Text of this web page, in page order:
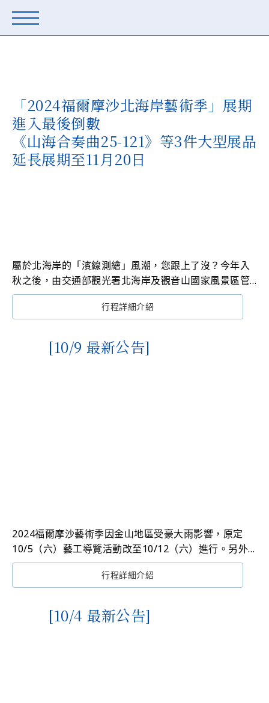
新北藝箱
「2024福爾摩沙北海岸藝術季」展期
進入最後倒數
《山海合奏曲25-121》等3件大型展品
延長展期至11月20日
屬於北海岸的「濱線測繪」風潮，您跟上了沒？今年入
秋之後，由交通部觀光署北海岸及觀音山國家風景區管
理處（下稱北觀處）舉辦的「2024福爾摩沙北海岸藝術
季」，自5月起即開始的前導活動及藝術工作坊成果，在
幕後，所有藝術展品都於北海岸地區共計21個展覽場域
精彩呈現，展期即將進入最後倒數，歡迎民眾把握參與
行程詳細介紹
[10/9 最新公告]
2024福爾摩沙藝術季因金山地區受豪大雨影響，原定
10/5（六）藝工導覽活動改至10/12（六）進行。另外
在朱銘美術館的展品《山海合奏曲25-121》，因自然天
災關係，故暫時不對外開放。
造成您的不便敬請見諒！
行程詳細介紹
[10/4 最新公告]